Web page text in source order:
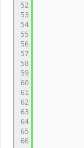
52
53
54
55
56
57
58
59
60
61
62
63
64
65
66